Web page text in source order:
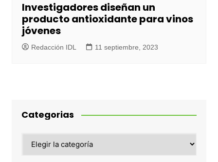
Investigadores diseñan un
producto antioxidante para vinos
jóvenes
Redacción IDL 11 septiembre, 2023
Categorias